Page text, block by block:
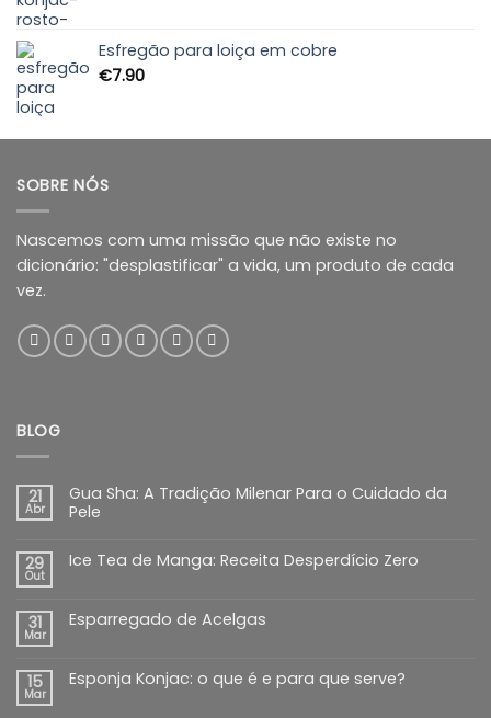
through
Esfregão para loiça em cobre
€7.90
SOBRE NÓS
Nascemos com uma missão que não existe no
dicionário: "desplastificar" a vida, um produto de cada
vez.
BLOG
21
Abr
Gua Sha: A Tradição Milenar Para o Cuidado da
Pele
29
Out
Ice Tea de Manga: Receita Desperdício Zero
31
Mar
Esparregado de Acelgas
15
Mar
Esponja Konjac: o que é e para que serve?